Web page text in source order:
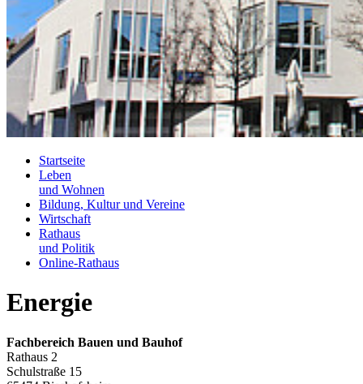
Startseite
Leben
und Wohnen
Bildung, Kultur und Vereine
Wirtschaft
Rathaus
und Politik
Online-Rathaus
Energie
Fachbereich Bauen und Bauhof
Rathaus 2
Schulstraße 15